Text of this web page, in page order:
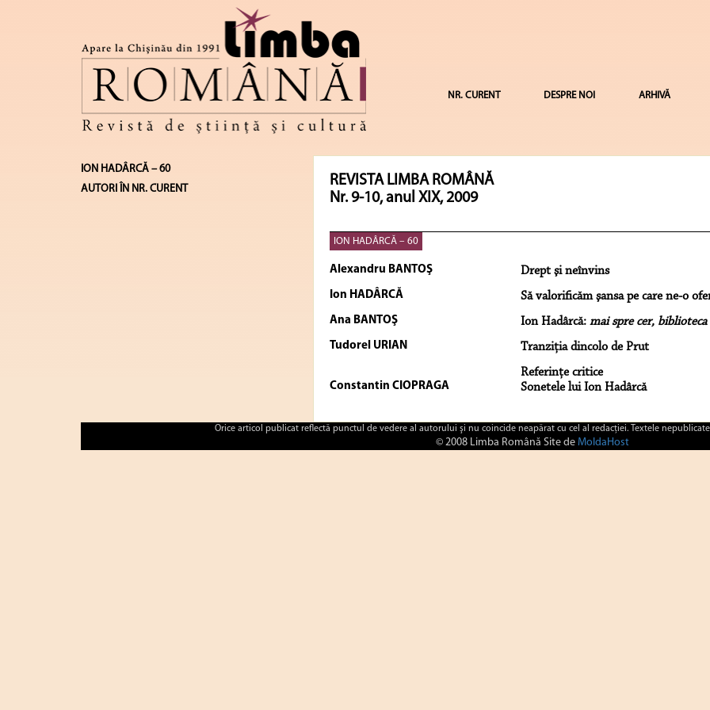
NR. CURENT DESPRE NOI ARHIVĂ
ION HADÂRCĂ – 60
AUTORI ÎN NR. CURENT
REVISTA LIMBA ROMÂNĂ
Nr. 9-10, anul XIX, 2009
ION HADÂRCĂ – 60
Alexandru BANTOŞ Drept şi neînvins
Ion HADÂRCĂ Să valorificăm şansa pe care ne-o
Ana BANTOŞ Ion Hadârcă: mai spre cer, biblioteca
Tudorel URIAN
Tranziţia dincolo de Prut
Referinţe critice
Constantin CIOPRAGA Sonetele lui Ion Hadârcă
Orice articol publicat reflectă punctul de vedere al autorului şi nu coincide neapărat cu cel al redacţiei. Textele
© 2008 Limba Română Site de MoldaHost